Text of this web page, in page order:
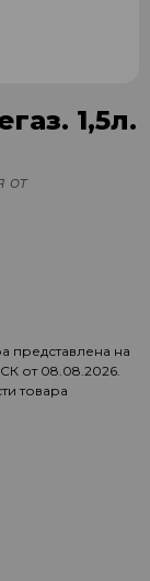
1,5л.
от
представлена на
от 08.08.2026.
товара